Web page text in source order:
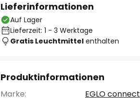
Lieferinformationen
Auf Lager
Lieferzeit: 1 - 3 Werktage
Gratis Leuchtmittel enthalten
Produktinformationen
Marke:
EGLO connect